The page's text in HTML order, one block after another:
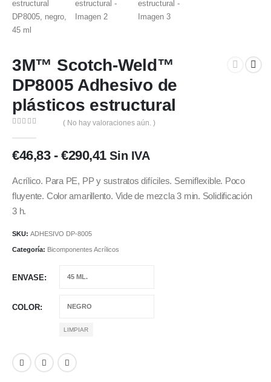
3M™ Scotch-Weld™
DP8005 Adhesivo de
plásticos estructural
( No hay valoraciones aún. )
€46,83 - €290,41Rango
precios:
desde
Sin IVA
Acrílico. Para PE, PP y sustratos difíciles. Semiflexible. Poco
fluyente. Color amarillento. Vide de mezcla 3 min. Solidificación
3 h.
SKU: ADHESIVO DP-8005
Categoría: Bicomponentes Acrílicos
ENVASE
COLOR
LIMPIAR